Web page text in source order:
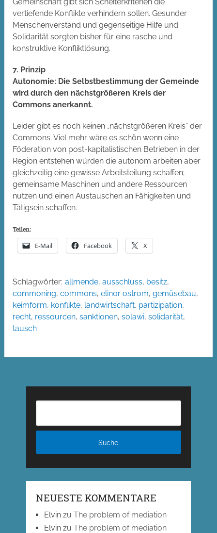
vertiefende Konflikte verhindern sollen. Gesunder
Menschenverstand und gegenseitige Hilfe und
Solidarität sorgten bisher für eine rasche und
konstruktive Konfliktlösung.
7. Prinzip
Autonomie: Die Selbstbestimmung der Gemeinde
wird durch den nächstgrößeren Kreis der
Commons anerkannt.
Leider gibt es noch keinen „nächstgrößeren Kreis“ der
Commons. Viel mehr wäre es schön wenn eine
Föderation von post-kapitalistischen Betrieben in der
Region entstehen würden die autonom arbeiten aber
gleichzeitig eine gewisse Arbeitsteilung schaffen;
gemeinsame Maschinen und andere Ressourcen
nutzen und einen Austauschen an Fähigkeiten und
Tätigsein schaffen.
Teilen:
E-Mail Facebook X
Schlagwörter: allmende,ausschluss, besitz,
commoning,commons,elinor ostrom,gemüsebau,
keimform, konflikte, landwirtschaft, partizipation,
recht, ressourcen,sanktionen,solawi,solidarität,
tausch
NEUESTE KOMMENTARE
Elvinzu The problem of mediation
Elvinzu The problem of mediation